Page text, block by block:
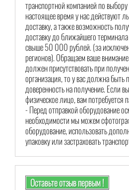
транспортной компанией по
настоящее время у нас действуют
доставку, а также возможность
доставку до ближайшего
свыше 50 000 рублей. (за
регионов). Обращаем ваше
должен присутствовать при
организация, то у вас должна быть
доверенность на получение. Если
физическое лицо, вам потребуется
- Перед отправкой оборудование
необходимости мы можем
оборудование, использовать
упаковку или застраховать
Оставьте отзыв первым !